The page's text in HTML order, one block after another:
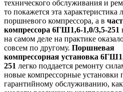
технического обслуживания и
то покажется эта характеристика
поршневого компрессора, а в
компрессора 6ГШ1,6-1,0/3,5-251
на самом деле на практике
совсем по другому. Поршневая
компрессорная установка
251 легко поддается ремонту
новые компрессорные установки
гарантийному обслуживанию,